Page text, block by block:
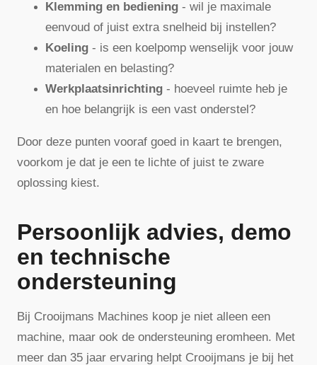
Klemming en bediening - wil je maximale
eenvoud of juist extra snelheid bij instellen?
Koeling - is een koelpomp wenselijk voor jouw
materialen en belasting?
Werkplaatsinrichting - hoeveel ruimte heb je
en hoe belangrijk is een vast onderstel?
Door deze punten vooraf goed in kaart te brengen,
voorkom je dat je een te lichte of juist te zware
oplossing kiest.
Persoonlijk advies, demo
en technische
ondersteuning
Bij Crooijmans Machines koop je niet alleen een
machine, maar ook de ondersteuning eromheen. Met
meer dan 35 jaar ervaring helpt Crooijmans je bij het